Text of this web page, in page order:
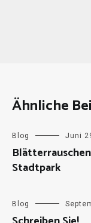
Ähnliche
Blog Juni
Stadtpark
Blog